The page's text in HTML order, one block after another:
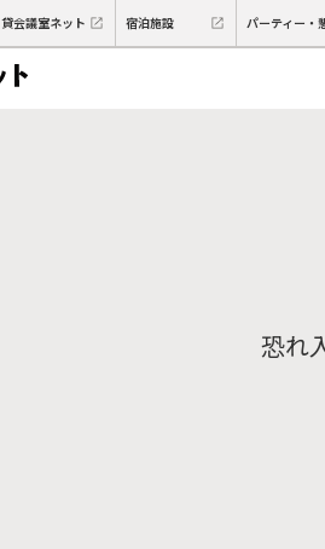
貸会議室ネット 宿泊施設 パーティー・
恐れ